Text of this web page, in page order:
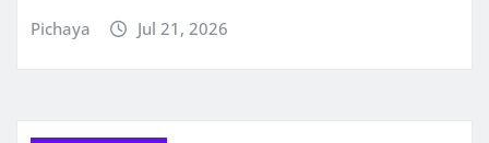
Pichaya Jul 21, 2026